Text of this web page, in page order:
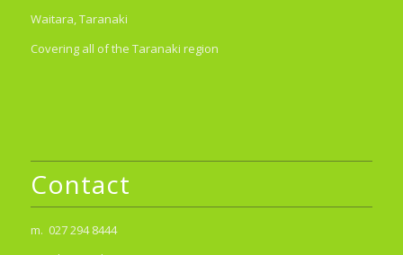
Waitara, Taranaki
Covering all of the Taranaki region
Contact
m. 027 294 8444